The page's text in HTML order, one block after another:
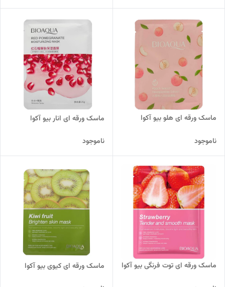
ماسک ورقه ای هلو بیو آکوا
ناموجود
ماسک ورقه ای انار بیو آکوا
ناموجود
ماسک ورقه ای توت فرنگی بیو آکوا ماسک ورقه ای کیوی بیو آکوا